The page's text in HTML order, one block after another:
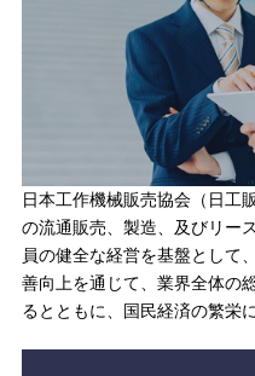
日本工作機械販売協会（日工
の流通販売、製造、及びリー
員の健全な経営を基盤として
善向上を通じて、業界全体の
るとともに、国民経済の繁栄